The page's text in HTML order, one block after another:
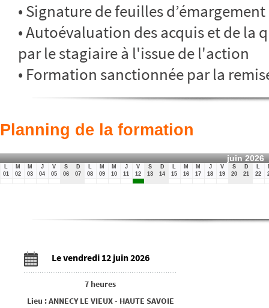
• Signature de feuilles
• Autoévaluation des acquis et de
par le stagiaire à l'issue de l'action
• Formation sanctionnée par la
Planning de la formation
juin 2026
01
M
02
M
03
J
04
V
05
S
06
D
07
08
M
09
M
10
J
11
V
12
S
13
D
14
15
M
16
M
17
J
18
V
19
S
20
D
21
22
Le vendredi 12 juin 2026
7 heures
Lieu :ANNECY LE VIEUX- HAUTE SAVOIE